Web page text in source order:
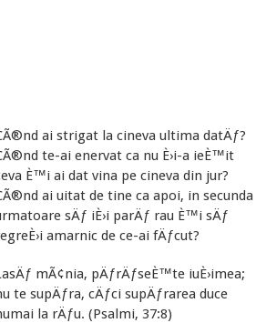
ai strigat la cineva ultima datÄƒ?
te-ai enervat ca nu È›i-a ieÈ™it
È™i ai dat vina pe cineva din jur?
ai uitat de tine ca apoi, in secunda
sÄƒ iÈ›i parÄƒ rau È™i sÄƒ
amarnic de ce-ai fÄƒcut?
mÃ¢nia, pÄƒrÄƒseÈ™te iuÈ›imea;
te supÄƒra, cÄƒci supÄƒrarea duce
la rÄƒu. (Psalmi, 37:8)